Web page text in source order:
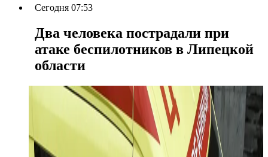
Сегодня 07:53
Два человека пострадали при
атаке беспилотников в Липецкой
области